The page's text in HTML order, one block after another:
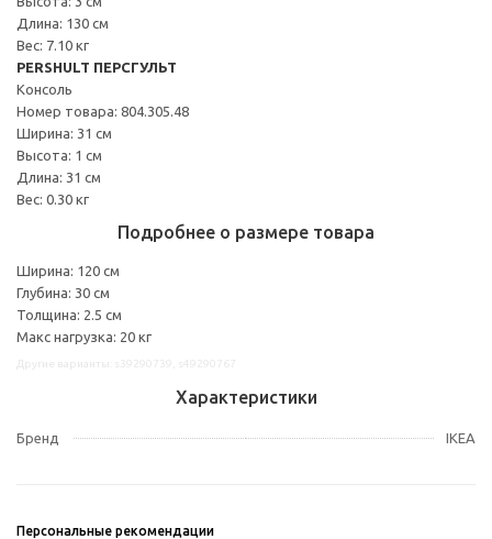
Длина: 130 см
Вес: 7.10 кг
PERSHULT ПЕРСГУЛЬТ
Консоль
Номер товара: 804.305.48
Ширина: 31 см
Высота: 1 см
Длина: 31 см
Вес: 0.30 кг
Подробнее о размере товара
Ширина: 120 см
Глубина: 30 см
Толщина: 2.5 см
Макс нагрузка: 20 кг
Характеристики
Бренд IKEA
Персональные рекомендации